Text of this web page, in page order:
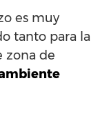
es muy
tanto para la
zona de